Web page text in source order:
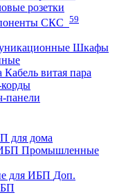
розетки
СКС 59
Шкафы
Кабель витая пара
панели
для дома
Промышленные
Доп.